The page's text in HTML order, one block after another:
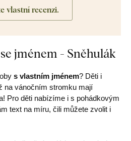
vlastní recenzi.
jménem - Sněhulák
s vlastním jménem? Děti i
na vánočním stromku mají
Pro děti nabízíme i s pohádkovým
text na míru, čili můžete zvolit i